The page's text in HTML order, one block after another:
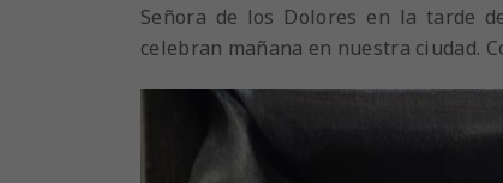
Señora de los Dolores en la tarde
celebran mañana en nuestra ciudad.